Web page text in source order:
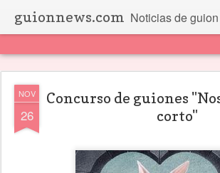
guionnews.com Noticias de guion de todo
NOV
26
Concurso de guiones
corto"